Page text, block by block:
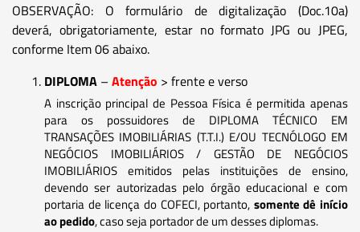
OBSERVAÇÃO: O formulário de digitalização (Doc.10a)
deverá, obrigatoriamente, estar no formato JPG ou JPEG,
conforme Item 06 abaixo.
DIPLOMA – Atenção > frente e verso
A inscrição principal de Pessoa Física é permitida apenas
para os possuidores de DIPLOMA TÉCNICO EM
TRANSAÇÕES IMOBILIÁRIAS (T.T.I.) E/OU TECNÓLOGO EM
NEGÓCIOS IMOBILIÁRIOS / GESTÃO DE NEGÓCIOS
IMOBILIÁRIOS emitidos pelas instituições de ensino,
devendo ser autorizadas pelo órgão educacional e com
portaria de licença do COFECI, portanto, somente dê início
ao pedido, caso seja portador de um desses diplomas.